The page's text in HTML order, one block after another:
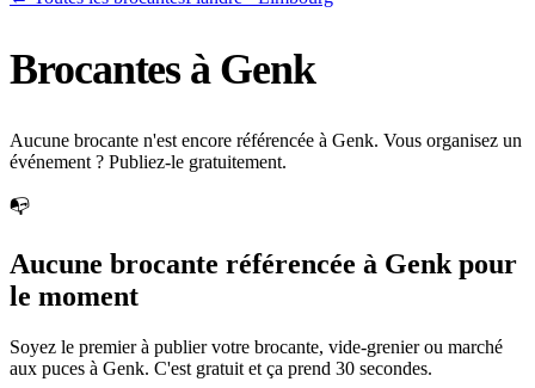
Brocantes à Genk
Aucune brocante n'est encore référencée à Genk. Vous organisez un
événement ? Publiez-le gratuitement.
📭
Aucune brocante référencée à Genk pour
le moment
Soyez le premier à publier votre brocante, vide-grenier ou marché
aux puces à Genk. C'est gratuit et ça prend 30 secondes.